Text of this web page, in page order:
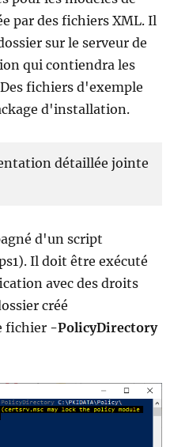
par des fichiers XML. Il
sur le serveur de
qui contiendra les
fichiers d'exemple
d'installation.
détaillée jointe
d'un script
Il doit être exécuté
avec des droits
créé
fichier -PolicyDirectory